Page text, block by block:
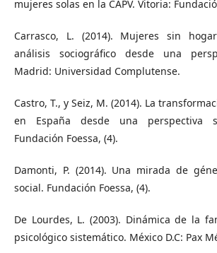
mujeres solas en la CAPV. Vitoria:
Carrasco, L. (2014). Mujeres sin
análisis sociográfico desde una
Madrid: Universidad Complutense.
Castro, T., y Seiz, M. (2014). La
en España desde una perspectiva
Fundación Foessa, (4).
Damonti, P. (2014). Una mirada de
social. Fundación Foessa, (4).
De Lourdes, L. (2003). Dinámica de la
psicológico sistemático. México D.C: Pax